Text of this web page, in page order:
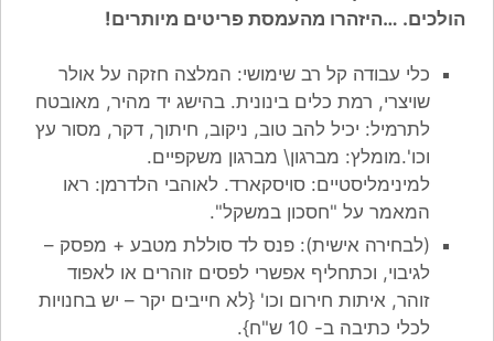
הולכים. …היזהרו מהעמסת פריטים מיותרים!
כלי עבודה קל רב שימושי: המלצה חזקה על אולר
שויצרי, רמת כלים בינונית. בהישג יד מהיר, מאובטח
לתרמיל: יכיל להב טוב, ניקוב, חיתוך, דקר, מסור עץ
וכו'.מומלץ: מברגון\ מברגון משקפיים.
למינימליסטיים: סויסקארד. לאוהבי הלדרמן: ראו
המאמר על "חסכון במשקל".
(לבחירה אישית): פנס לד סוללת מטבע + מפסק –
לגיבוי, וכתחליף אפשרי לפסים זוהרים או לאפוד
זוהר, איתות חירום וכו' {לא חייבים יקר – יש בחנויות
לכלי כתיבה ב- 10 ש"ח}.